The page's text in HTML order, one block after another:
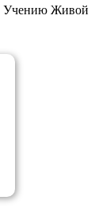
Учению Живой